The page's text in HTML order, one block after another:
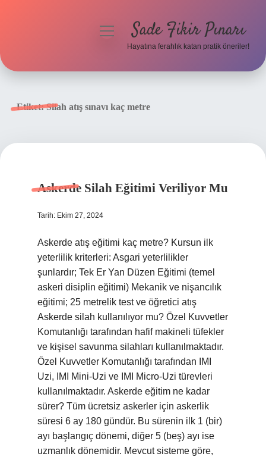
menüyüSade Fikir Pınarı
Hayatına ferahlık katan pratik öneriler!
Etiket:Silah atış sınavı kaç metre
Askerde Silah Eğitimi Veriliyor Mu
Tarih: Ekim 27, 2024
Askerde atış eğitimi kaç metre? Kursun ilk
yeterlilik kriterleri: Asgari yeterlilikler
şunlardır; Tek Er Yan Düzen Eğitimi (temel
askeri disiplin eğitimi) Mekanik ve nişancılık
eğitimi; 25 metrelik test ve öğretici atış
Askerde silah kullanılıyor mu? Özel Kuvvetler
Komutanlığı tarafından hafif makineli tüfekler
ve kişisel savunma silahları kullanılmaktadır.
Özel Kuvvetler Komutanlığı tarafından IMI
Uzi, IMI Mini-Uzi ve IMI Micro-Uzi türevleri
kullanılmaktadır. Askerde eğitim ne kadar
sürer? Tüm ücretsiz askerler için askerlik
süresi 6 ay 180 gündür. Bu sürenin ilk 1 (bir)
ayı başlangıç ​​dönemi, diğer 5 (beş) ayı ise
uzmanlık dönemidir. Mevcut sisteme göre,